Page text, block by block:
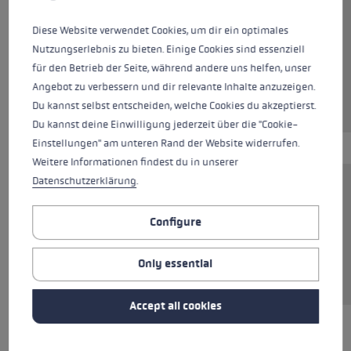
Colours beige
everyday all-rounder. The breathable material
feels pleasantly soft and ensures optimal
comfort, whether worn on its own or under a
jumper, shirt or jacket.
Diese Website verwendet Cookies, um dir ein optimales
Nutzungserlebnis zu bieten. Einige Cookies sind essenziell
für den Betrieb der Seite, während andere uns helfen, unser
Angebot zu verbessern und dir relevante Inhalte anzuzeigen.
Du kannst selbst entscheiden, welche Cookies du akzeptierst.
Du kannst deine Einwilligung jederzeit über die "Cookie-
Einstellungen" am unteren Rand der Website widerrufen.
Weitere Informationen findest du in unserer
Datenschutzerklärung.
Configure
Only essential
Accept all cookies